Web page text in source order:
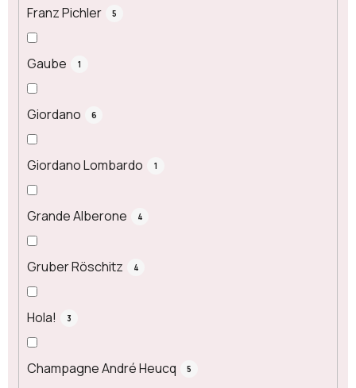
Franz Pichler 5
Gaube 1
Giordano 6
Giordano Lombardo 1
Grande Alberone 4
Gruber Röschitz 4
Hola! 3
Champagne André Heucq 5